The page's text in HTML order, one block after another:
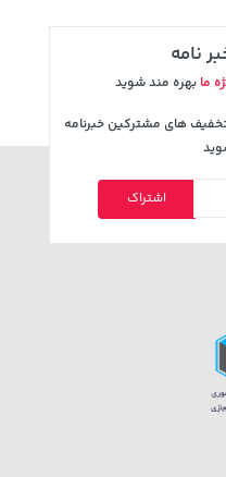
تومان
نامه
ما بهره مند شوید
تخفیف های مشترکین خبرنامه
اشتراک